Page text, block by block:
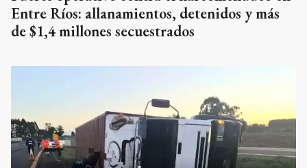
Entre Ríos: allanamientos, detenidos y más
de $1,4 millones secuestrados